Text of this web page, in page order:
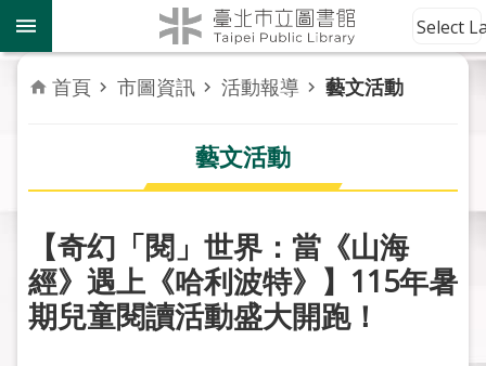
跳到主要內容區塊
到
館
資
訊
者
務
活
動
報
Select
首頁 市圖資訊 活動報導 藝文活動
藝文活動
【奇幻「閱」世界：當《山海
經》遇上《哈利波特》】115年暑
期兒童閱讀活動盛大開跑！